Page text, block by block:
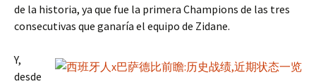
de la historia, ya que fue la primera Champions de las tres
consecutivas que ganaría el equipo de Zidane.
Y,
desde